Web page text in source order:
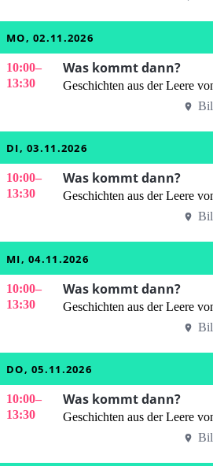
MO, 02.11.2026
10:00–
13:30
Was kommt dann?
Geschichten aus der Leere
DI, 03.11.2026
10:00–
13:30
Was kommt dann?
Geschichten aus der Leere
MI, 04.11.2026
10:00–
13:30
Was kommt dann?
Geschichten aus der Leere
DO, 05.11.2026
10:00–
13:30
Was kommt dann?
Geschichten aus der Leere